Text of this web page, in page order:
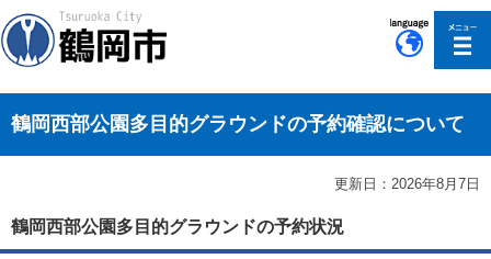
鶴岡西部公園多目的グラウンドの予約確認について
更新日：2026年8月7日
鶴岡西部公園多目的グラウンドの予約状況